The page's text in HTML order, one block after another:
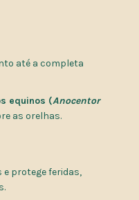
até a completa
equinos (Anocentor
as orelhas.
protege feridas,